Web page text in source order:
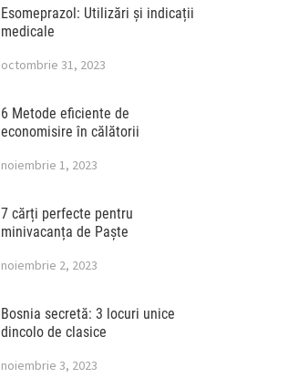
Esomeprazol: Utilizări și indicații
medicale
octombrie 31, 2023
6 Metode eficiente de
economisire în călătorii
noiembrie 1, 2023
7 cărți perfecte pentru
minivacanța de Paște
noiembrie 2, 2023
Bosnia secretă: 3 locuri unice
dincolo de clasice
noiembrie 3, 2023